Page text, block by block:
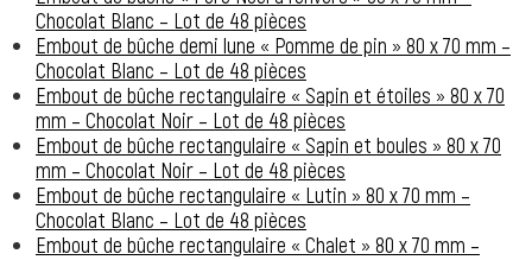
Chocolat Blanc – Lot de 48 pièces
Embout de bûche demi lune « Pomme de pin » 80 x 70 mm –
Chocolat Blanc – Lot de 48 pièces
Embout de bûche rectangulaire « Sapin et étoiles » 80 x 70
mm – Chocolat Noir – Lot de 48 pièces
Embout de bûche rectangulaire « Sapin et boules » 80 x 70
mm – Chocolat Noir – Lot de 48 pièces
Embout de bûche rectangulaire « Lutin » 80 x 70 mm –
Chocolat Blanc – Lot de 48 pièces
Embout de bûche rectangulaire « Chalet » 80 x 70 mm –